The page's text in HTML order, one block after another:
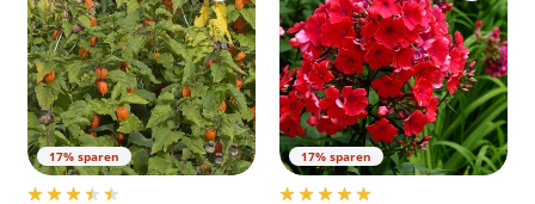
17% sparen 17% sparen